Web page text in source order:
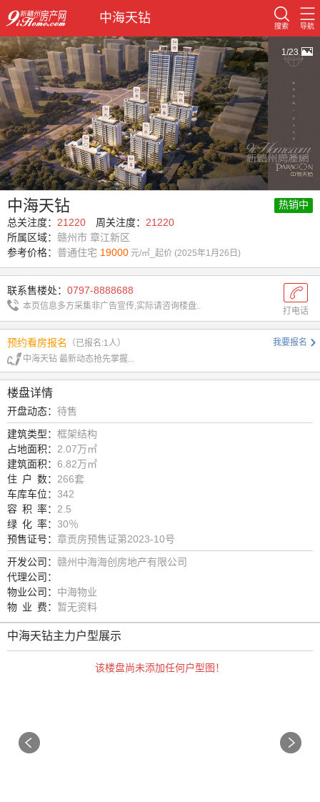
中海天钻
搜索 导航
1/23
中海天钻 热销中
总关注度： 21220 周关注度： 21220
所属区域： 赣州市 章江新区
参考价格： 普通住宅 19000 元/㎡_起价 (2025年1月26日)
打电话
联系售楼处： 0797-8888688
本页信息多方采集非广告宣传,实际请咨询楼盘..
我要报名
预约看房报名
（已报名:1人）
中海天钻 最新动态抢先掌握...
楼盘详情
开盘动态： 待售
建筑类型： 框架结构
占地面积： 2.07万㎡
建筑面积： 6.82万㎡
住 户 数： 266套
车库车位： 342
容 积 率： 2.5
绿 化 率： 30％
预售证号： 章贡房预售证第2023-10号
开发公司： 赣州中海海创房地产有限公司
代理公司：
物业公司： 中海物业
物 业 费： 暂无资料
中海天钻主力户型展示
该楼盘尚未添加任何户型图！